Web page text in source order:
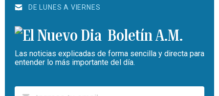
DE LUNES A VIERNES
Boletín A.M.
Las noticias explicadas de forma sencilla y directa para
entender lo más importante del día.